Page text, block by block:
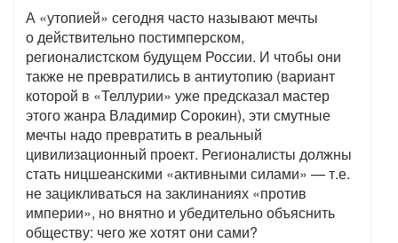
А «утопией» сегодня часто называют мечты
о действительно постимперском,
регионалистском будущем России. И чтобы они
также не превратились в антиутопию (вариант
которой в «Теллурии» уже предсказал мастер
этого жанра Владимир Сорокин), эти смутные
мечты надо превратить в реальный
цивилизационный проект. Регионалисты должны
стать ницшеанскими «активными силами» — т.е.
не зацикливаться на заклинаниях «против
империи», но внятно и убедительно объяснить
обществу: чего же хотят они сами?